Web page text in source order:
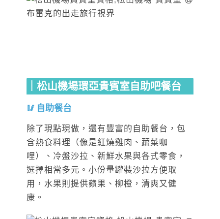
｜松山機場環亞貴賓室自助吧餐台
自助餐台
除了現點現做，還有豐富的自助餐台，包
含熱食料理（像是紅燒雞肉、蔬菜咖
哩）、冷盤沙拉、新鮮水果與各式零食，
選擇相當多元。小份量罐裝沙拉方便取
用，水果則提供蘋果、柳橙，清爽又健
康。